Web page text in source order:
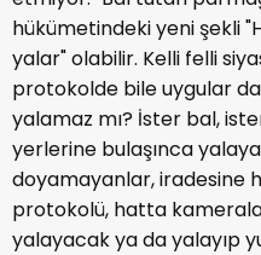
hükümetindeki yeni şekli
yalar" olabilir. Kelli felli
protokolde bile uygular
yalamaz mı? İster bal,
yerlerine bulaşınca
doyamayanlar, iradesine
protokolü, hatta
yalayacak ya da yalayıp